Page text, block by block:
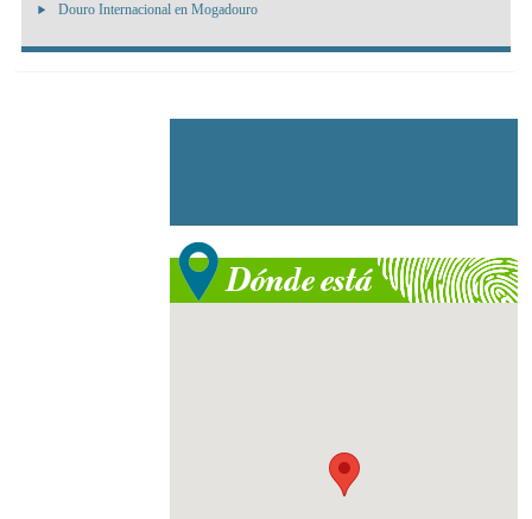
Douro Internacional en Mogadouro